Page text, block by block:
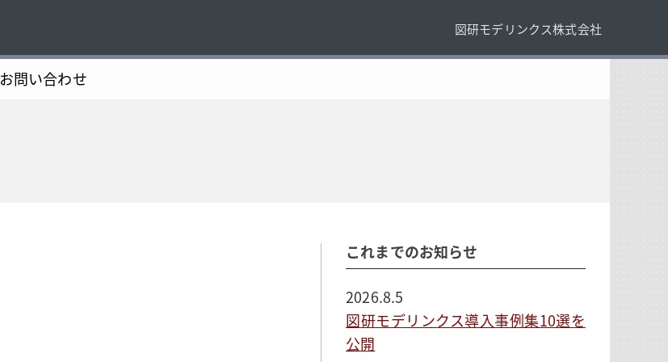
図研モデリンクス株式会社
お問い合わせ
これまでのお知らせ
2026.8.5
図研モデリンクス導入事例集10選を
公開